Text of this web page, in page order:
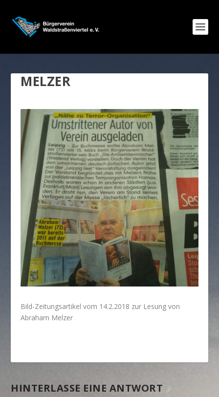
MELZER
Bild-Zeitungsartikel vom 14.2.2018 zur Lesung von
Abraham Melzer
HINTERLASSE EINE ANTWORT